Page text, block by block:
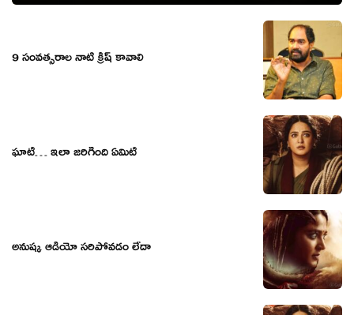
9 సంవత్సరాల నాటి క్రిష్ కావాలి
ఘాటీ… ఇలా జరిగింది ఏమిటి
అనుష్క ఆడియో సరిపోవడం లేదా